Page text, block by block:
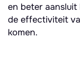
en beter
de effectiviteit
komen.